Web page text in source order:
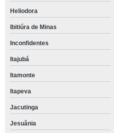
Heliodora
Ibitiúra de Minas
Inconfidentes
Itajubá
Itamonte
Itapeva
Jacutinga
Jesuânia